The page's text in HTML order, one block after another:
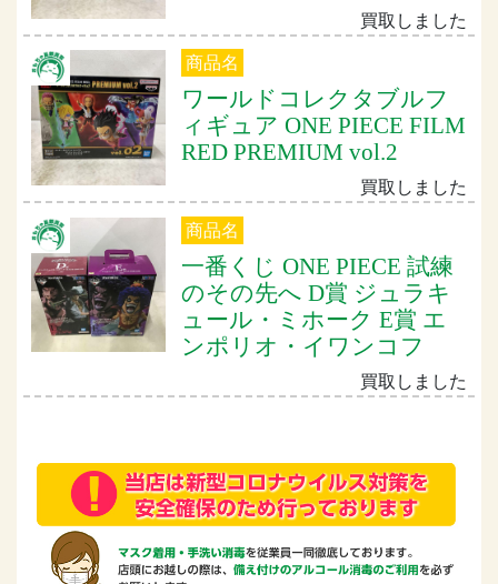
買取しました
商品名
ワールドコレクタブルフ
ィギュア ONE PIECE FILM
RED PREMIUM vol.2
買取しました
商品名
一番くじ ONE PIECE 試練
のその先へ D賞 ジュラキ
ュール・ミホーク E賞 エ
ンポリオ・イワンコフ
買取しました